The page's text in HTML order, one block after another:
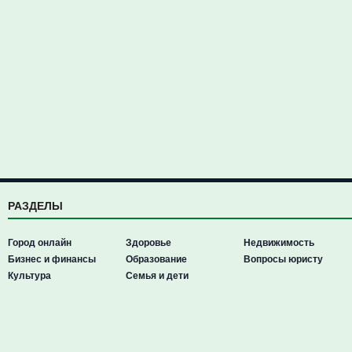
РАЗДЕЛЫ
Город онлайн
Бизнес и финансы
Культура
Здоровье
Образование
Семья и дети
Недвижимость
Вопросы юристу